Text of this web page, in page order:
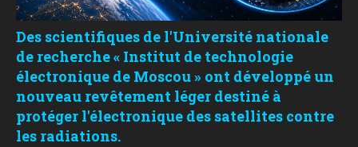
Des scientifiques de l'Université nationale
de recherche « Institut de technologie
électronique de Moscou » ont développé un
nouveau revêtement léger destiné à
protéger l'électronique des satellites contre
les radiations.